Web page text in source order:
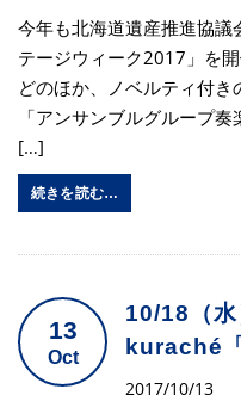
今年も北海道遺産推進協議
テージウィーク2017」を
どのほか、ノベルティ付
「アンサンブルグループ
[…]
続きを読む…
13
Oct
10/18（水
kuraché
2017/10/13